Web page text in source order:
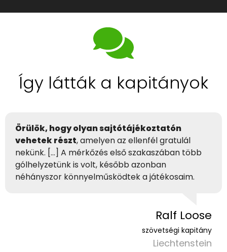
Így látták a kapitányok
Örülök, hogy olyan sajtótájékoztatón
vehetek részt, amelyen az ellenfél gratulál
nekünk. […] A mérkőzés első szakaszában több
gólhelyzetünk is volt, később azonban
néhányszor könnyelműsködtek a játékosaim.
Ralf Loose
szövetségi kapitány
Liechtenstein